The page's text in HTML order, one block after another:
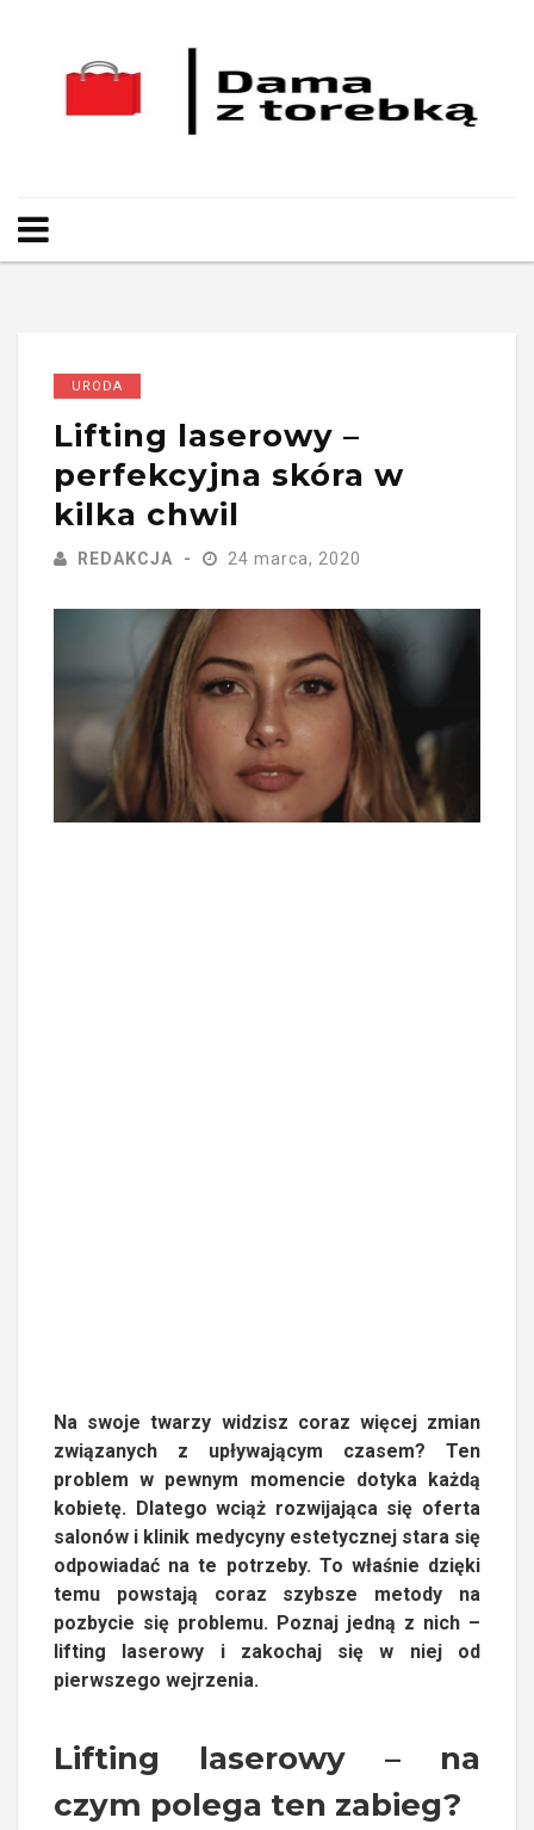
URODA
Lifting laserowy –
perfekcyjna skóra w
kilka chwil
REDAKCJA 24 marca, 2020
Na swoje twarzy widzisz coraz więcej zmian
związanych z upływającym czasem? Ten
problem w pewnym momencie dotyka każdą
kobietę. Dlatego wciąż rozwijająca się oferta
salonów i klinik medycyny estetycznej stara się
odpowiadać na te potrzeby. To właśnie dzięki
temu powstają coraz szybsze metody na
pozbycie się problemu. Poznaj jedną z nich –
lifting laserowy i zakochaj się w niej od
pierwszego wejrzenia.
Lifting laserowy – na
czym polega ten zabieg?